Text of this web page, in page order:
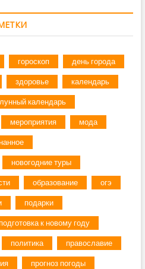
гороскоп день города
здоровье календарь
лунный календарь
мероприятия мода
новогодние туры
образование огэ
подарки
к новому году
политика православие
прогноз погоды